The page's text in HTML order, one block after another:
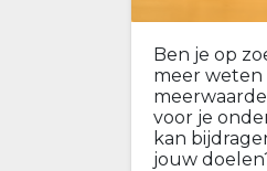
Ben je op
meer weten
voor je
kan
jouw